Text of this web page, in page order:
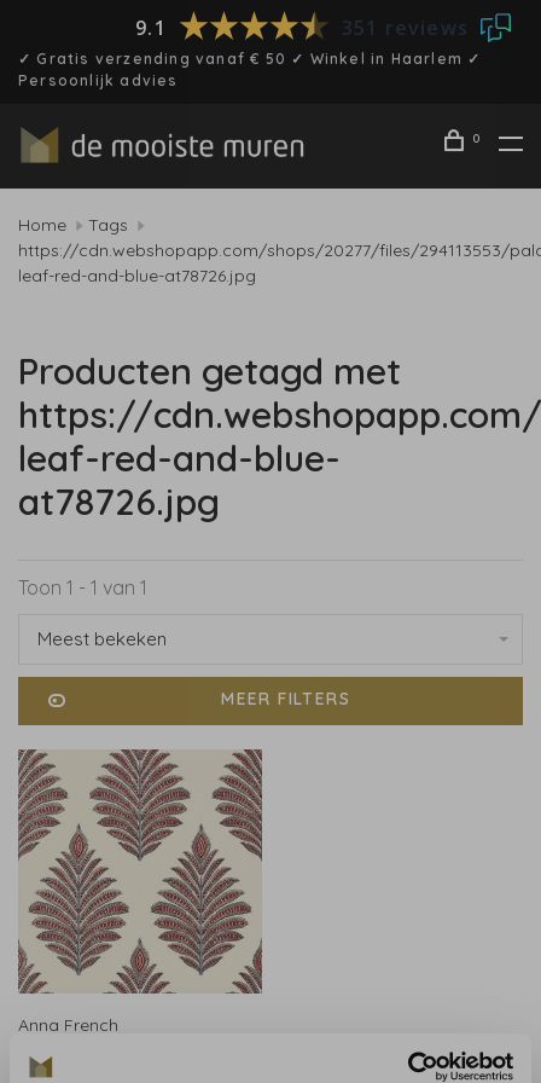
9.1 351 reviews
✓ Gratis verzending vanaf € 50 ✓ Winkel in Haarlem ✓
Persoonlijk advies
0
Home
Tags
https://cdn.webshopapp.com/shops/20277/files/294113553/
leaf-red-and-blue-at78726.jpg
Producten getagd met
https://
leaf-red-and-blue-
at78726.jpg
Toon 1 - 1 van 1
Meest bekeken
MEER FILTERS
Anna French
Anna French Palampore
Leaf Rood en Blauw